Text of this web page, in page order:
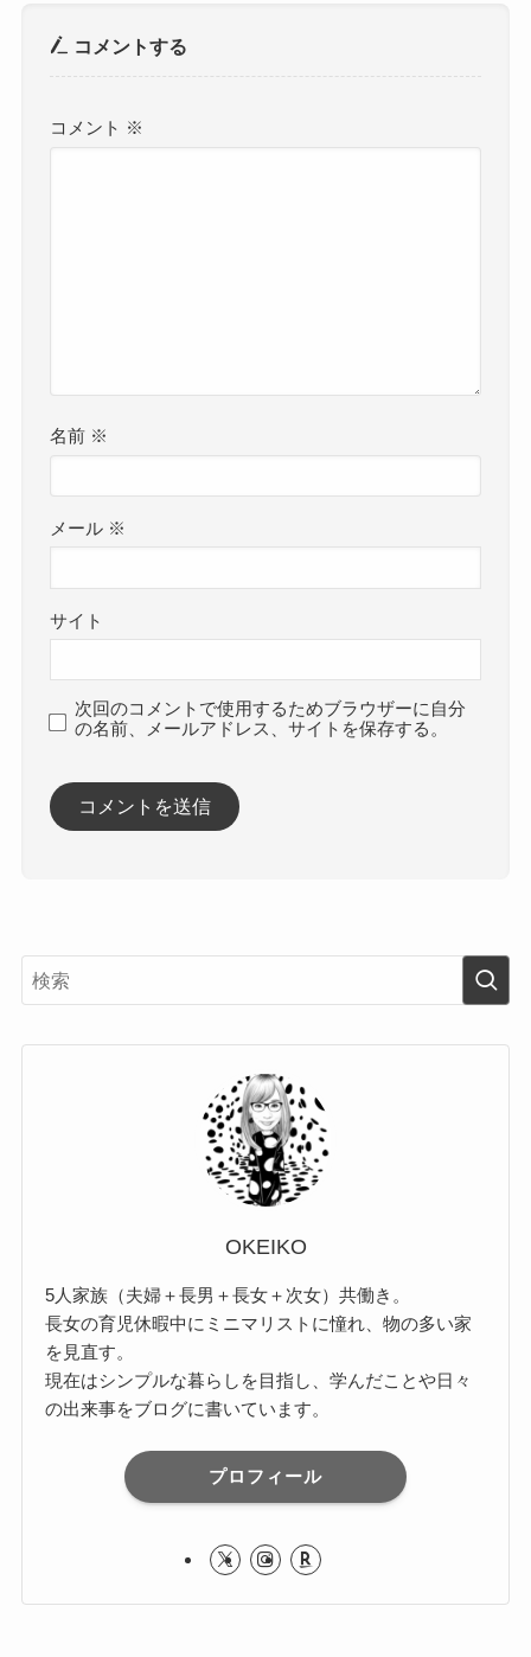
コメントする
コメント ※
名前 ※
メール ※
サイト
次回のコメントで使用するためブラウザーに自分
の名前、メールアドレス、サイトを保存する。
OKEIKO
5人家族（夫婦＋長男＋長女＋次女）共働き。
長女の育児休暇中にミニマリストに憧れ、物の多い家
を見直す。
現在はシンプルな暮らしを目指し、学んだことや日々
の出来事をブログに書いています。
プロフィール